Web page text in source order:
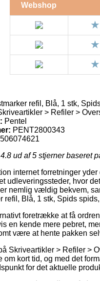
Webshop
refil, Blå, 1 stk,
> Refiler >
Pentel
PENT2800343
4.8 ud af 5 stjerner baseret
internet forretninger
udleveringssteder, hvor
nemlig vældig bekvem,
refil, Blå, 1 stk, Spids
foretrække at få
en kende mere pebret,
være at hente pakken
Skriveartikler > Refiler >
om kort tid, og med det
for det aktuelle